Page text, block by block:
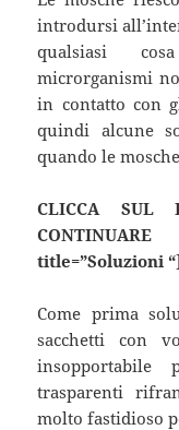
introdursi
qualsiasi
microrganismi
in contatto con
quindi alcune
quando le
CLICCA SUL
title=”Soluzioni
Come prima
sacchetti con
trasparenti
molto fastidioso